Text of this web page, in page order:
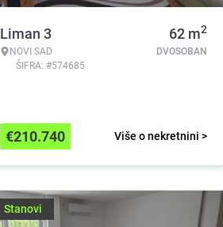
Liman 3
NOVI SAD
ŠIFRA: #574685
62 m2
DVOSOBAN
Više o nekretnini >
€210.740
Stanovi